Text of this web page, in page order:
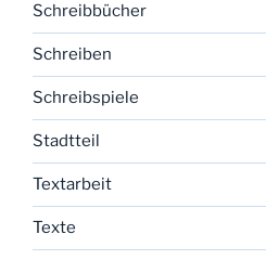
Schreibbücher
Schreiben
Schreibspiele
Stadtteil
Textarbeit
Texte